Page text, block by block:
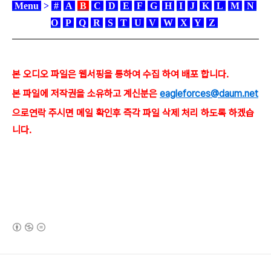
Menu > # A B C D E F G H I J K L M
N
O
P Q R S T U V W X Y Z
본 오디오 파일은 웹서핑을 통하여 수집 하여 배포 합니다.
본 파일에 저작권을 소유하고 계신분은 eagleforces@daum.net
으로연락 주시면 메일 확인후 즉각 파일 삭제 처리 하도록 하겠습
니다.